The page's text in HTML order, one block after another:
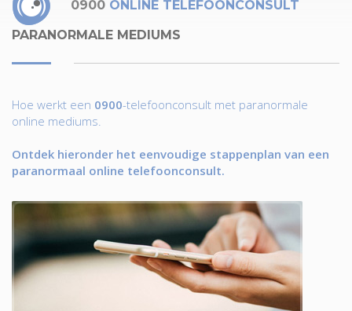
0900 ONLINE TELEFOONCONSULT
PARANORMALE MEDIUMS
Hoe werkt een 0900-telefoonconsult met paranormale
online mediums.
Ontdek hieronder het eenvoudige stappenplan van een
paranormaal online telefoonconsult.